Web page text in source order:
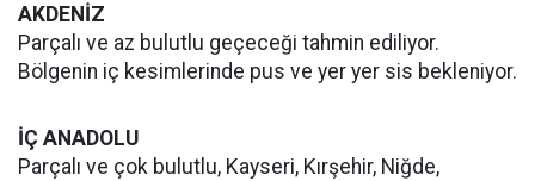
AKDENİZ
Parçalı ve az bulutlu geçeceği tahmin ediliyor.
Bölgenin iç kesimlerinde pus ve yer yer sis bekleniyor.
İÇ ANADOLU
Parçalı ve çok bulutlu, Kayseri, Kırşehir, Niğde,